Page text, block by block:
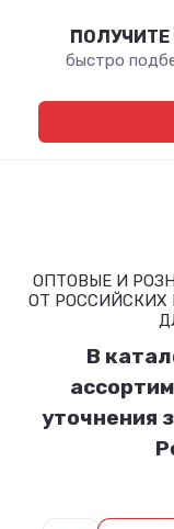
ПОЛУЧИТЕ
быстро
ОПТОВЫЕ И
ОТ РОССИЙСКИХ
В
уточнения